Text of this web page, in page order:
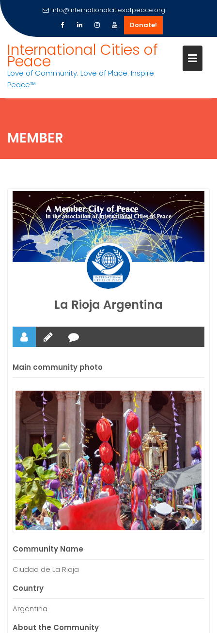
content
info@internationalcitiesofpeace.org
Donate!
International Cities of
Peace
Love of Community. Love of Place. Inspire
Peace™
MEMBER
La Rioja Argentina
Main community photo
Community Name
Ciudad de La Rioja
Country
Argentina
About the Community